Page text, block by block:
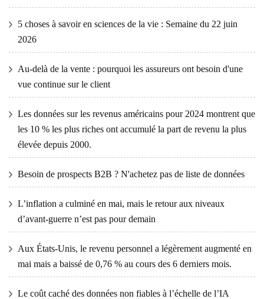
5 choses à savoir en sciences de la vie : Semaine du 22 juin
2026
Au-delà de la vente : pourquoi les assureurs ont besoin d'une
vue continue sur le client
Les données sur les revenus américains pour 2024 montrent que
les 10 % les plus riches ont accumulé la part de revenu la plus
élevée depuis 2000.
Besoin de prospects B2B ? N'achetez pas de liste de données
L’inflation a culminé en mai, mais le retour aux niveaux
d’avant-guerre n’est pas pour demain
Aux États-Unis, le revenu personnel a légèrement augmenté en
mai mais a baissé de 0,76 % au cours des 6 derniers mois.
Le coût caché des données non fiables à l’échelle de l’IA